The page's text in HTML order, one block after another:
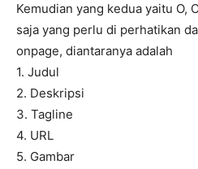
Kemudian yang kedua yaitu O,
saja yang perlu di perhatikan
onpage, diantaranya adalah
1. Judul
2. Deskripsi
3. Tagline
4. URL
5. Gambar